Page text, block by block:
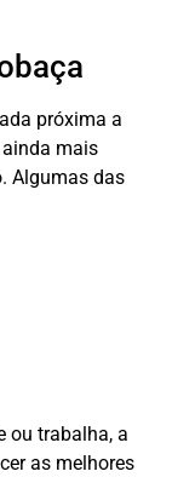
próxima a
mais
Algumas das
ou trabalha, a
as melhores